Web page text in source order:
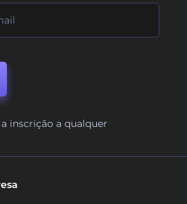
inscrição a qualquer